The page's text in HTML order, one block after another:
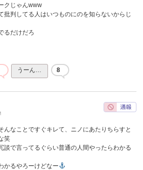
クじゃんwww
批判してる人はいつものにのを知らないからじ
るだけだろ
うーん… 8
んなことですぐキレて、ニノにあたりちらすと
笑
談で言ってるぐらい普通の人間やったらわかる
かるやろーけどなー